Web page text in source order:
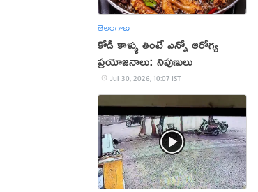
తెలంగాణ
కోడి కాళ్ళు తింటే ఎన్నో ఆరోగ్య
ప్రయోజనాలు: నిపుణులు
Jul 30, 2026, 10:07 IST